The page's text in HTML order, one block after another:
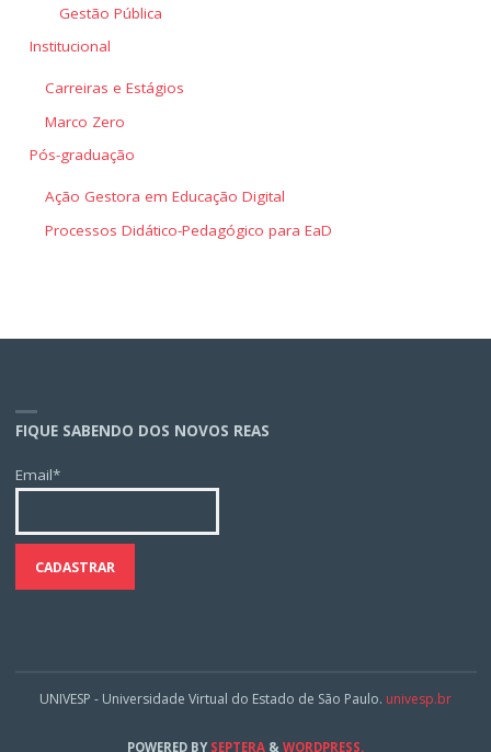
Gestão Pública
Institucional
Carreiras e Estágios
Marco Zero
Pós-graduação
Ação Gestora em Educação Digital
Processos Didático-Pedagógico para EaD
FIQUE SABENDO DOS NOVOS REAS
Email*
UNIVESP - Universidade Virtual do Estado de São Paulo. univesp.br
POWERED BYSEPTERA & WORDPRESS.